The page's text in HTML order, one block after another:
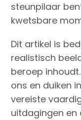
steunpilaar
kwetsbare
Dit artikel is
realistisch
beroep
ons en duiken
vereiste
uitdagingen en